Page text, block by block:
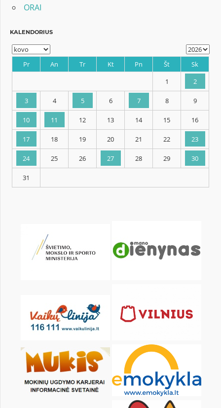
ORAI
Pr An Tr Kt Pn
3 4 5 6 7
10 11 12 13 14
20 21